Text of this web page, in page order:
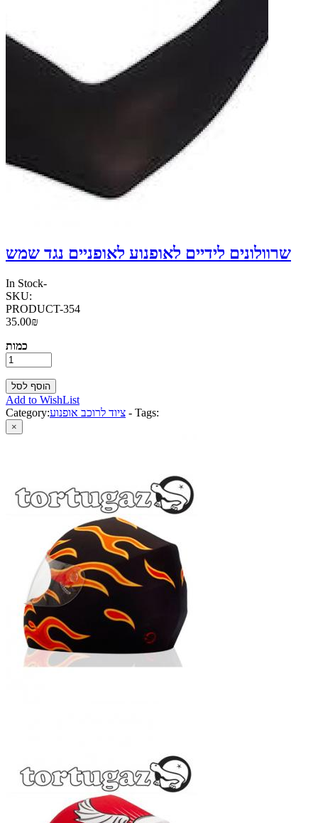
שרוולונים לידיים לאופנוע לאופניים נגד שמש
In Stock-
SKU:
PRODUCT-354
35.00₪
כמות
Add to WishList
Category:ציוד לרוכב אופנוע - Tags:
×